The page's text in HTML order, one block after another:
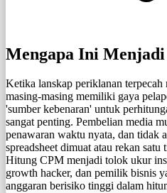
Mengapa Ini
Ketika lanskap periklanan
masing-masing memiliki gaya
'sumber kebenaran' untuk
sangat penting. Pembelian media
penawaran waktu nyata, dan tidak
spreadsheet dimuat atau rekan
Hitung CPM menjadi tolok ukur
growth hacker, dan pemilik bisnis
anggaran berisiko tinggi dalam